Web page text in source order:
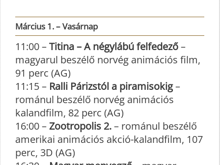
Március 1. – Vasárnap
11:00 –Titina – A négylábú felfedező–
magyarul beszélő norvég animációs film,
91 perc (AG)
11:15 – Ralli Párizstól a piramisokig–
románul beszélő norvég animációs
kalandfilm, 82 perc (AG)
16:00 –Zootropolis 2.– románul beszélő
amerikai animációs akció-kalandfilm, 107
perc, 3D (AG)